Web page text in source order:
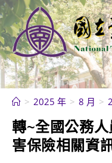
跳
轉
至
主
要
內
> 2025 年 > 8 月 >
轉~全國公務
害保險相關資